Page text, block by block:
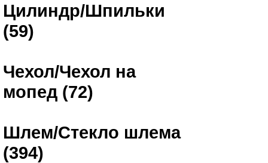
Цилиндр/Шпильки
(59)
Чехол/Чехол на
мопед (72)
Шлем/Стекло шлема
(394)